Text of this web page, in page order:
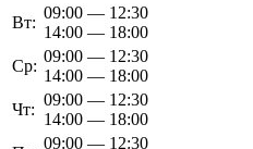
Вт:
09:00 — 12:30
14:00 — 18:00
Ср:
09:00 — 12:30
14:00 — 18:00
Чт:
09:00 — 12:30
14:00 — 18:00
09:00 — 12:30